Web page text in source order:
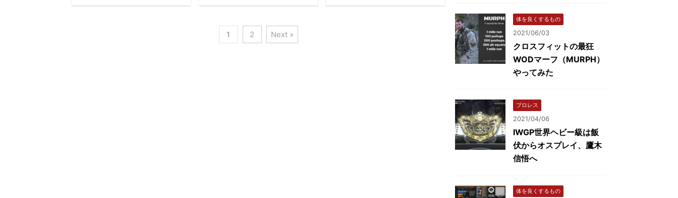
クが母体となっていて、アメリカ
ットのCMもありますし、少年誌
ぜ！と夏前にはよく目にしました
ね。 僕は体毛は特に濃い方では
ないので、特別気にしてはいなか
しいか？またダイエットや筋トレ
1 2 Next »
体を良くするもの
2021/06/03
クロスフィットの最狂
WODマーフ（MURPH）
やってみた
プロレス
2021/04/06
IWGP世界ヘビー級は飯
伏からオスプレイ、鷹木
信悟へ
体を良くするもの